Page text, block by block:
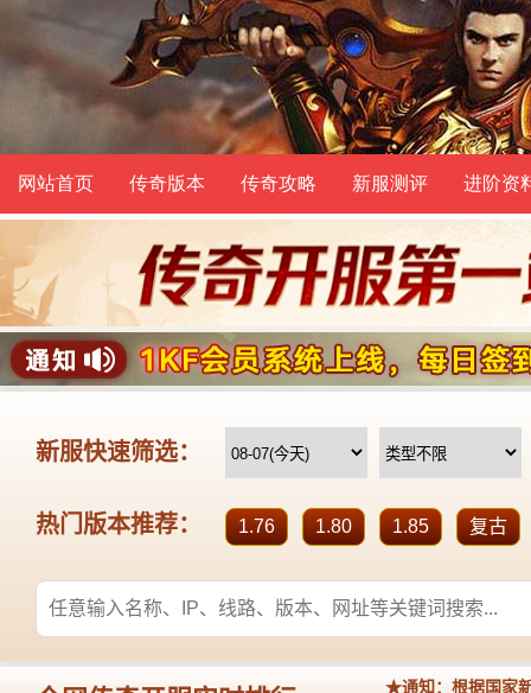
网站首页 传奇版本 传奇攻略 新服测评 进阶资